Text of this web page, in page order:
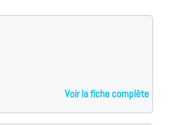
Voir la fiche complète